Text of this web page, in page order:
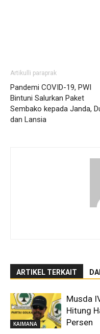
Artikulli paraprak
Pandemi COVID-19, PWI
Bintuni Salurkan Paket
Sembako kepada Janda,
dan Lansia
ARTIKEL TERKAIT
KAIMANA
Musda
Hitung
Persen